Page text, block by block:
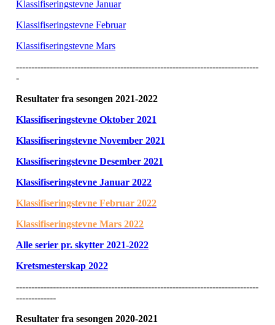
Klassifiseringstevne Januar
Klassifiseringstevne Februar
Klassifiseringstevne Mars
-------------------------------------------------------------------------------
-
Resultater fra sesongen 2021-2022
Klassifiseringstevne Oktober 2021
Klassifiseringstevne November 2021
Klassifiseringstevne Desember 2021
Klassifiseringstevne Januar 2022
Klassifiseringstevne Februar 2022
Klassifiseringstevne Mars 2022
Alle serier pr. skytter 2021-2022
Kretsmesterskap 2022
-------------------------------------------------------------------------------
-------------
Resultater fra sesongen 2020-2021